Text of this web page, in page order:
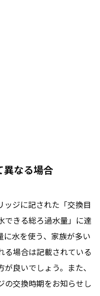
なる場合
ッジに記された「交換目
できる総ろ過水量」に達
に水を使う、家族が多い
る場合は記載されている
良いでしょう。また、
の交換時期をお知らせし